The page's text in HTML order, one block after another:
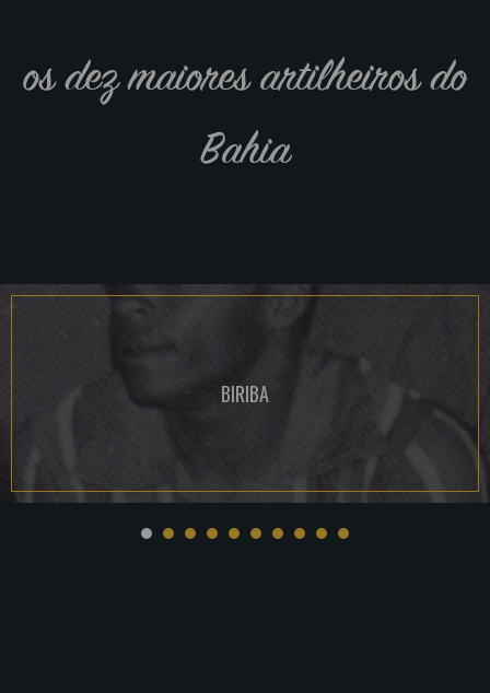
os dez maiores artilheiros do
Bahia
BIRIBA